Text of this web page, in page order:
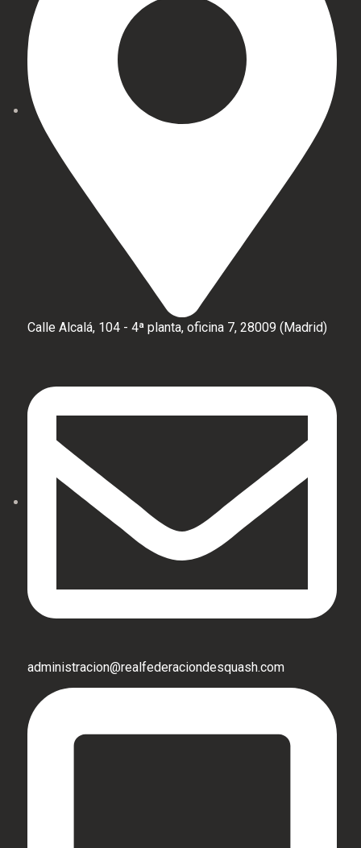
Calle Alcalá, 104 - 4ª planta, oficina 7, 28009 (Madrid)
administracion@realfederaciondesquash.com